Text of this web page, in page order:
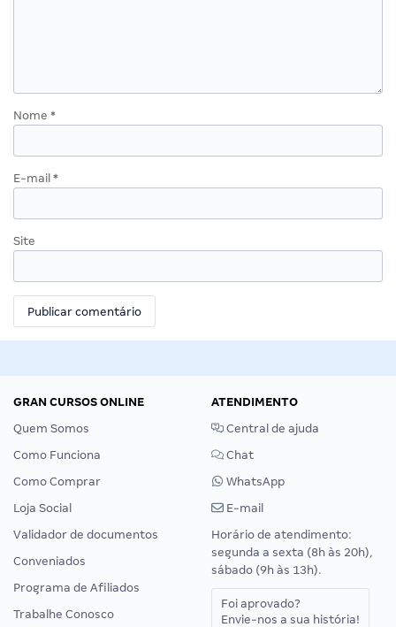
Nome *
E-mail *
Site
GRAN CURSOS ONLINE
Quem Somos
Como Funciona
Como Comprar
Loja Social
Validador de documentos
Conveniados
Programa de Afiliados
Trabalhe Conosco
ATENDIMENTO
Central de ajuda
Chat
WhatsApp
E-mail
Horário de atendimento:
segunda a sexta (8h às 20h),
sábado (9h às 13h).
Foi aprovado?
Envie-nos a sua história!